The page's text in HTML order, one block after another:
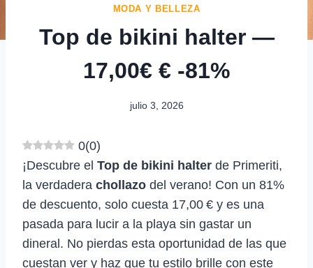
MODA Y BELLEZA
Top de bikini halter —
17,00€ € -81%
julio 3, 2026
0(0)
¡Descubre el Top de bikini halter de Primeriti,
la verdadera chollazo del verano! Con un 81%
de descuento, solo cuesta 17,00 € y es una
pasada para lucir a la playa sin gastar un
dineral. No pierdas esta oportunidad de las que
cuestan ver y haz que tu estilo brille con este